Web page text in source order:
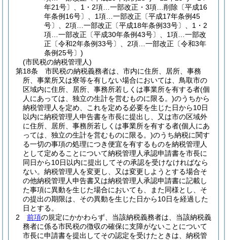
年21号〕、1・2項…一部改正・3項…削除〔平成16
年条例16号〕、1項…一部改正〔平成17年条例45
号〕、2項…一部改正〔平成18年条例33号〕、1・2
項…一部改正〔平成30年条例43号〕、1項…一部改
正〔令和2年条例33号〕、2項…一部改正〔令和3年
条例25号〕)
(市民税の納税管理人)
第18条
市民税の納税義務者は、市内に住所、居所、事務
所、事業所又は寮等を有しない場合においては、鳥取市の
区域内に住所、居所、事務所若しくは事業所を有する者(個
人にあっては、独立の生計を営むものに限る。)のうちから
納税管理人を定め、これを定める必要を生じた日から10日
以内に納税管理人申告書を市長に提出し、又は市の区域外
に住所、居所、事務所若しくは事業所を有する者(個人にあ
っては、独立の生計を営むものに限る。)のうち納税に関す
る一切の事項の処理につき便宜を有するものを納税管理人
として定めることについて納税管理人承認申請書を市長に
同日から10日以内に提出してその承認を受けなければなら
ない。 納税管理人を変更し、又は変更しようとする場合そ
の他納税管理人申告書又は納税管理人承認申請書に記載し
た事項に異動を生じた場合においても、また同様とし、そ
の提出の期限は、その異動を生じた日から10日を経過した
日とする。
2
前項の規定にかかわらず、当該納税義務者は、当該納税義
務者に係る市民税の徴収の確保に支障がないことについて
市長に申請書を提出してその認定を受けたときは、納税管